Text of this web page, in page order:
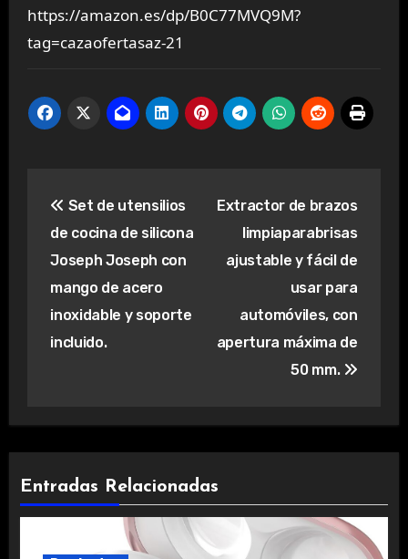
https://amazon.es/dp/B0C77MVQ9M?
tag=cazaofertasaz-21
de
entradas
Set de utensilios
de cocina de silicona
Joseph Joseph con
mango de acero
inoxidable y soporte
incluido.
Extractor de brazos
limpiaparabrisas
ajustable y fácil de
usar para
automóviles, con
apertura máxima de
50 mm.
Entradas Relacionadas